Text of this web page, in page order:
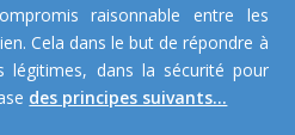
raisonnable entre les
Cela dans le but de répondre à
légitimes, dans la sécurité pour
des principes suivants...